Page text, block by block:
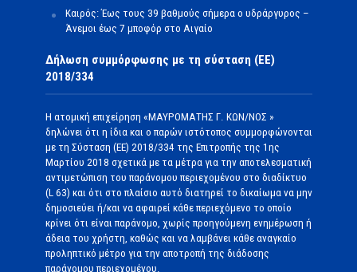
Καιρός: Έως τους 39 βαθμούς σήμερα ο υδράργυρος –
Άνεμοι έως 7 μποφόρ στο Αιγαίο
Δήλωση συμμόρφωσης με τη σύσταση (ΕΕ)
2018/334
Η ατομική επιχείρηση «ΜΑΥΡΟΜΑΤΗΣ Γ. ΚΩΝ/ΝΟΣ »
δηλώνει ότι η ίδια και ο παρών ιστότοπος συμμορφώνονται
με τη Σύσταση (ΕΕ) 2018/334 της Επιτροπής της 1ης
Μαρτίου 2018 σχετικά με τα μέτρα για την αποτελεσματική
αντιμετώπιση του παράνομου περιεχομένου στο διαδίκτυο
(L 63) και ότι στο πλαίσιο αυτό διατηρεί το δικαίωμα να μην
δημοσιεύει ή/και να αφαιρεί κάθε περιεχόμενο το οποίο
κρίνει ότι είναι παράνομο, χωρίς προηγούμενη ενημέρωση ή
άδεια του χρήστη, καθώς και να λαμβάνει κάθε αναγκαίο
προληπτικό μέτρο για την αποτροπή της διάδοσης
παράνομου περιεχομένου.